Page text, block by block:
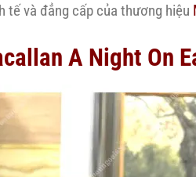
và đẳng cấp của thương hiệu
A Night On